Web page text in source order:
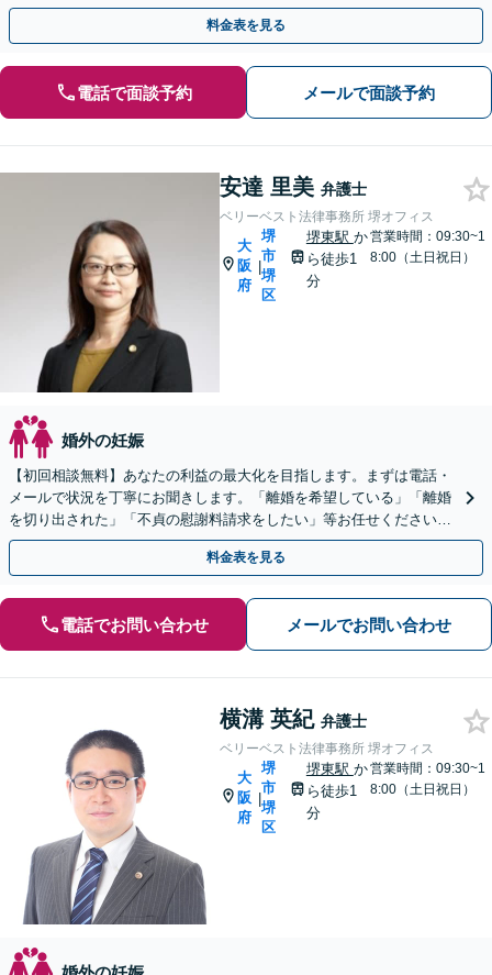
産分与や離婚後の生活の見通しも相談可能
料金表を見る
電話で面談予約 メールで面談予約
安達 里美 弁護士
ベリーベスト法律事務所 堺オフィス
大
阪
府
|
堺
市
堺
区
堺東駅 か
ら徒歩1
分
営業時間：09:30~1
8:00（土日祝日）
婚外の妊娠
【初回相談無料】あなたの利益の最大化を目指します。まずは電話・
メールで状況を丁寧にお聞きします。「離婚を希望している」「離婚
を切り出された」「不貞の慰謝料請求をしたい」等お任せください。
【リーズナブルな料金設定】
料金表を見る
電話でお問い合わせ メールでお問い合わせ
横溝 英紀 弁護士
ベリーベスト法律事務所 堺オフィス
大
阪
府
|
堺
市
堺
区
堺東駅 か
ら徒歩1
分
営業時間：09:30~1
8:00（土日祝日）